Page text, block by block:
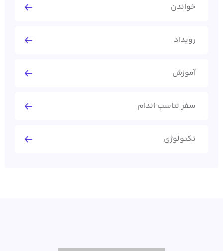
خواندن
رویداد
آموزش
سفر تناسب اندام
تکنولوژی